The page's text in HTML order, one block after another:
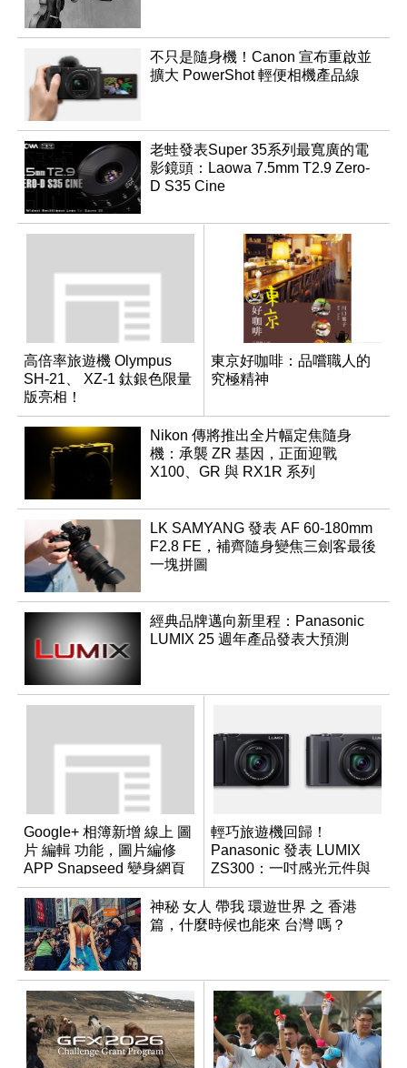
不只是隨身機！Canon 宣布重啟並
擴大 PowerShot 輕便相機產品線
老蛙發表Super 35系列最寬廣的電
影鏡頭：Laowa 7.5mm T2.9 Zero-
D S35 Cine
高倍率旅遊機 Olympus
SH-21、 XZ-1 鈦銀色限量
版亮相！
東京好咖啡：品嚐職人的
究極精神
Nikon 傳將推出全片幅定焦隨身
機：承襲 ZR 基因，正面迎戰
X100、GR 與 RX1R 系列
LK SAMYANG 發表 AF 60-180mm
F2.8 FE，補齊隨身變焦三劍客最後
一塊拼圖
經典品牌邁向新里程：Panasonic
LUMIX 25 週年產品發表大預測
Google+ 相簿新增 線上 圖
片 編輯 功能，圖片編修
APP Snapseed 變身網頁
版
輕巧旅遊機回歸！
Panasonic 發表 LUMIX
ZS300：一吋感光元件與
15 倍光學變焦
神秘 女人 帶我 環遊世界 之 香港
篇，什麼時候也能來 台灣 嗎？